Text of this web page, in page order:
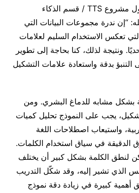
من جانبه، يقول مسؤول مشروع TTS / قسم الذكاء
“إن ندرة مجموعات البيانات التي
تعكس الاستخدام السليم لعلامات
ونتيجة لذلك، كنا بحاجة إلى تطوير
بدقة واستعادة علامات التشكيل
بشكل مشابه للدماغ البشري. ومن
يجب على النموذج تحليل كميات
واستيعاب اصطلاحات اللغة
الدقيقة في سياق استخدام الكلمات.
لنطق الكلمة بشكل كبير أن يختلف
الذي تشير إليه، وقد شكّل التدريب
أهمية كبيرة في زيادة دقة نموذج